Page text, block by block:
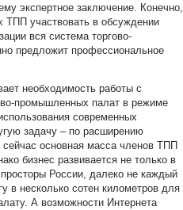
экспертное заключение. Конечно,
ТПП участвовать в обсуждении
вся система торгово-
предложит профессиональное
необходимость работы с
промышленных палат в режиме
современных
задачу – по расширению
основная масса членов ТПП
бизнес развивается не только в
России, далеко не каждый
в несколько сотен километров для
А возможности Интернета